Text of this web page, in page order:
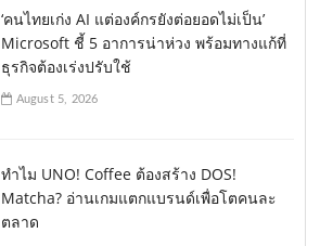
‘คนไทยเก่ง AI แต่องค์กรยังต่อยอดไม่เป็น’
Microsoft ชี้ 5 อาการน่าห่วง พร้อมทางแก้ที่
ธุรกิจต้องเร่งปรับใช้
August 5, 2026
ทำไม UNO! Coffee ต้องสร้าง DOS!
Matcha? อ่านเกมแตกแบรนด์เพื่อโตคนละ
ตลาด